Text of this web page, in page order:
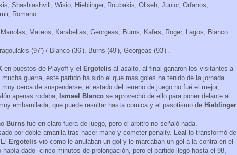
Shashiashvili, Wisio, Hieblinger, Roubakis; Oliseh; Junior, Orfanos;
Romano.
Mateos, Karabellas; Georgeas, Burns, Kafes, Roger, Lagos; Blanco.
(97') / Blanco (36'), Burns (49'), Georgeas (93') .
en puestos de Playoff y el Ergotelis al asalto, al final ganaron los visitantes a
guerra, este partido ha sido el que mas goles ha tenido de la jornada.
cerca de suspenderse, el estado del terreno de juego no fué el mejor,
apenas rodaba, Ismael Blanco se aprovechó de ello para poner delante al
embarullada, que puede resultar hasta comica y el pasotismo de Hieblinger
Burns fué en claro fuera de juego, pero el arbitro no señaló nada.
por doble amarilla tras hacer mano y cometer penalty. Leal lo transformó de
Ergotelis vió como le anulaban un gol y le marcaban un gol a la contra en el
había dado cinco minutos de prolongación, pero el partido llegó hasta el 98,